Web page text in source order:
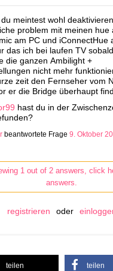
meintest wohl
problem mit meinen hue
am PC und iConnectHue
das ich bei laufen TV
die ganzen Ambilight +
nicht mehr
zeit den Fernseher vom
er die Bridge überhaupt
hast du in der
beantwortete Frage 9. Oktober
1 out of 2 answers, click
answers.
registrieren oder
teilen teilen